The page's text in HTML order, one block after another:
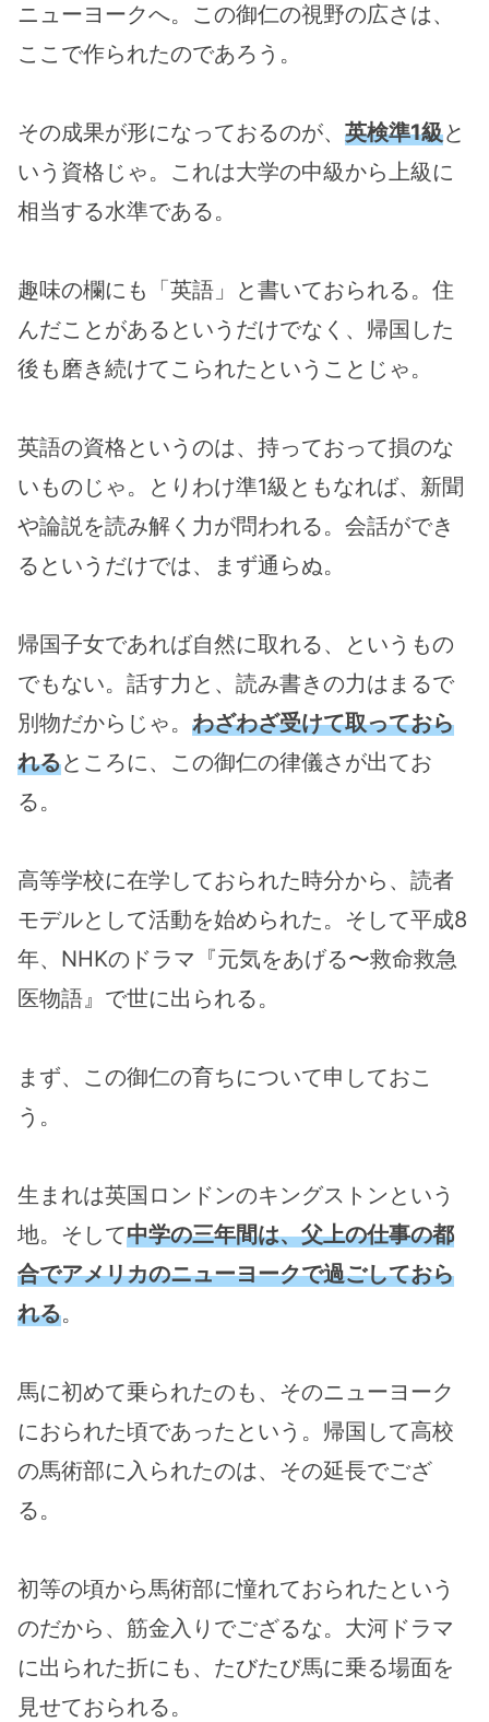
ニューヨークへ。この御仁の視野の広さは、
ここで作られたのであろう。
その成果が形になっておるのが、 英検準1級と
いう資格じゃ。これは大学の中級から上級に
相当する水準である。
趣味の欄にも「英語」と書いておられる。住
んだことがあるというだけでなく、帰国した
後も磨き続けてこられたということじゃ。
英語の資格というのは、持っておって損のな
いものじゃ。とりわけ準1級ともなれば、新聞
や論説を読み解く力が問われる。会話ができ
るというだけでは、まず通らぬ。
帰国子女であれば自然に取れる、というもの
でもない。話す力と、読み書きの力はまるで
別物だからじゃ。 わざわざ受けて取っておら
れるところに、この御仁の律儀さが出てお
る。
高等学校に在学しておられた時分から、読者
モデルとして活動を始められた。そして平成8
年、NHKのドラマ『元気をあげる〜救命救急
医物語』で世に出られる。
まず、この御仁の育ちについて申しておこ
う。
生まれは英国ロンドンのキングストンという
地。そして中学の三年間は、父上の仕事の都
合でアメリカのニューヨークで過ごしておら
れる。
馬に初めて乗られたのも、そのニューヨーク
におられた頃であったという。帰国して高校
の馬術部に入られたのは、その延長でござ
る。
初等の頃から馬術部に憧れておられたという
のだから、筋金入りでござるな。大河ドラマ
に出られた折にも、たびたび馬に乗る場面を
見せておられる。